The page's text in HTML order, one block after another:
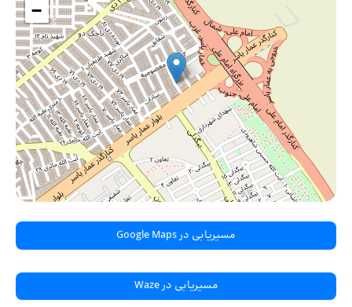
−
مسیریابی در Google Maps
مسیریابی در Waze